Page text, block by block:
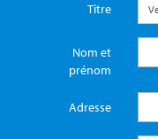
Titre
Nom et
prénom
Adresse